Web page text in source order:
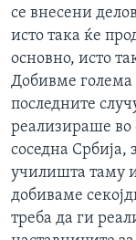
се внесени
исто така ќе
основно, исто
Добивме голема
последните
реализираше во
соседна Србија,
училишта таму
добиваме
треба да ги